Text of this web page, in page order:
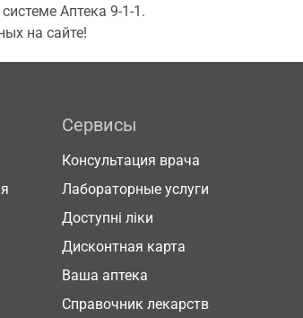
Аптека 9-1-1.
на сайте!
Сервисы
Консультация врача
Лабораторные услуги
Доступні ліки
Дисконтная карта
Ваша аптека
Справочник лекарств